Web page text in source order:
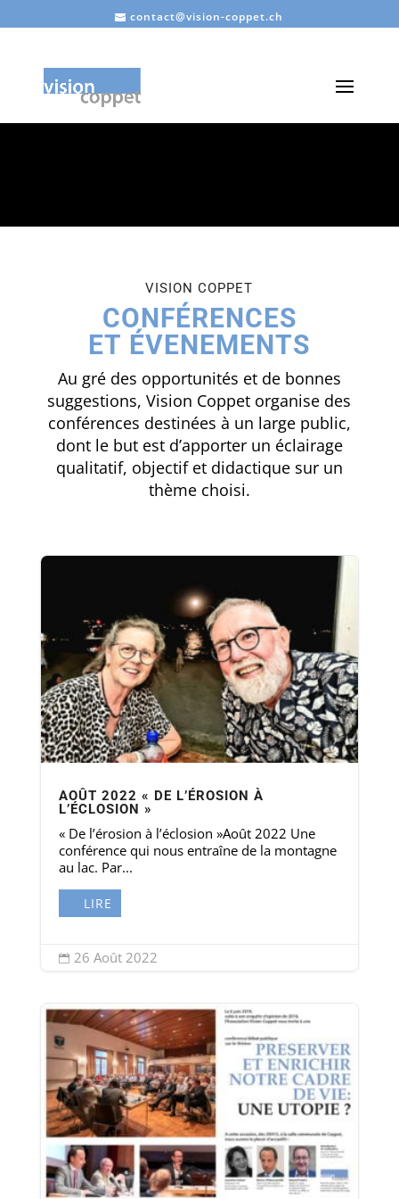
contact@vision-coppet.ch
CONFÉRENCES ET
VISION COPPET
CONFÉRENCES
ET ÉVENEMENTS
Au gré des opportunités et de bonnes
suggestions, Vision Coppet organise des
conférences destinées à un large public,
dont le but est d’apporter un éclairage
qualitatif, objectif et didactique sur un
thème choisi.
AOÛT 2022 « DE L’ÉROSION À
L’ÉCLOSION »
« De l’érosion à l’éclosion »Août 2022 Une
conférence qui nous entraîne de la montagne
au lac. Par...
LIRE
 26 Août 2022